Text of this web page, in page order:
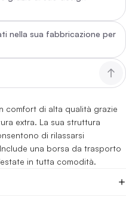
nella sua fabbricazione per
comfort di alta qualità grazie
extra. La sua struttura
di rilassarsi
una borsa da trasporto
in tutta comodità.